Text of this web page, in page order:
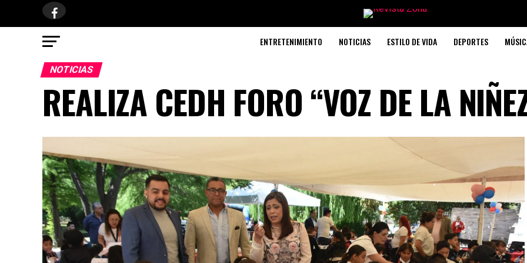
ENTRETENIMIENTO NOTICIAS ESTILO DE VIDA DEPORTES
NOTICIAS
REALIZA CEDH FORO “VOZ DE LA